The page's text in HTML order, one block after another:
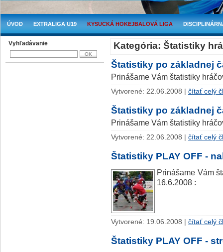
ÚVOD EXTRALIGA U19 KYSUCKÁ HOKEJBALOVÁ LIGA
Vyhľadávanie
Kategória: Štatistiky
Štatistiky po základnej
Prinášame Vám štatistiky
Vytvorené: 22.06.2008 | čítať celý
Štatistiky po základnej
Prinášame Vám štatistiky
Vytvorené: 22.06.2008 | čítať celý
Štatistiky PLAY OFF -
Prinášame Vám
16.6.2008 :
Vytvorené: 19.06.2008 | čítať celý
Štatistiky PLAY OFF -